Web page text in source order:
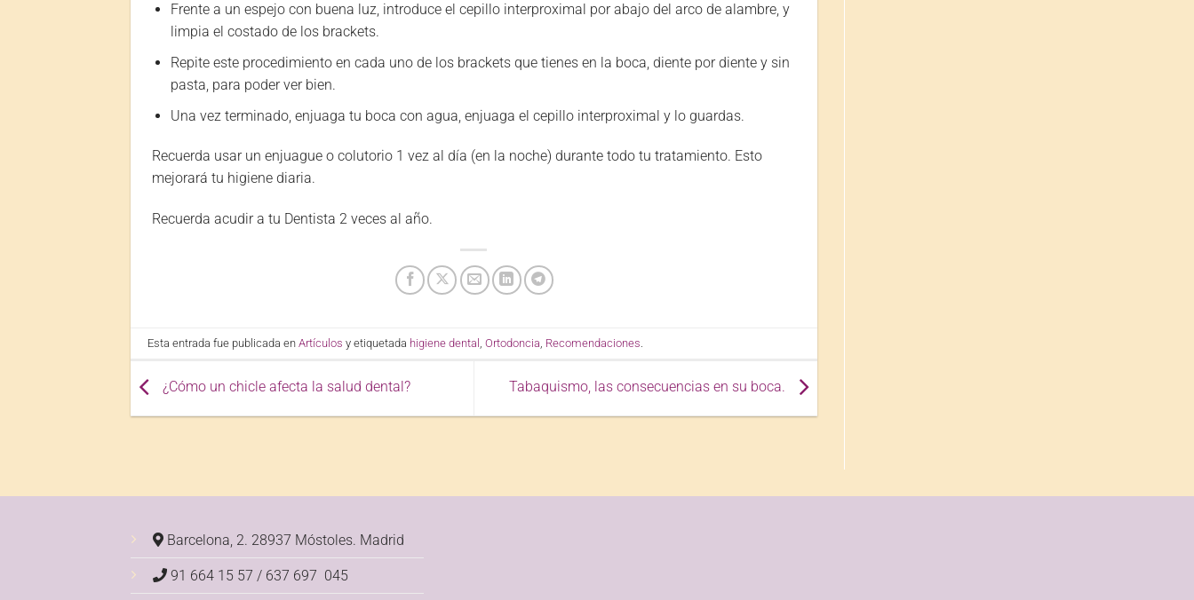
Frente a un espejo con buena luz, introduce el cepillo interproximal por abajo del arco de alambre, y
limpia el costado de los brackets.
Repite este procedimiento en cada uno de los brackets que tienes en la boca, diente por diente y sin
pasta, para poder ver bien.
Una vez terminado, enjuaga tu boca con agua, enjuaga el cepillo interproximal y lo guardas.
Recuerda usar un enjuague o colutorio 1 vez al día (en la noche) durante todo tu tratamiento. Esto
mejorará tu higiene diaria.
Recuerda acudir a tu Dentista 2 veces al año.
Esta entrada fue publicada enArtículos y etiquetada higiene dental ,Ortodoncia Recomendaciones
¿Cómo un chicle afecta la salud dental? Tabaquismo, las consecuencias en su boca.
Barcelona, 2. 28937 Móstoles. Madrid
91 664 15 57 / 637 697 045